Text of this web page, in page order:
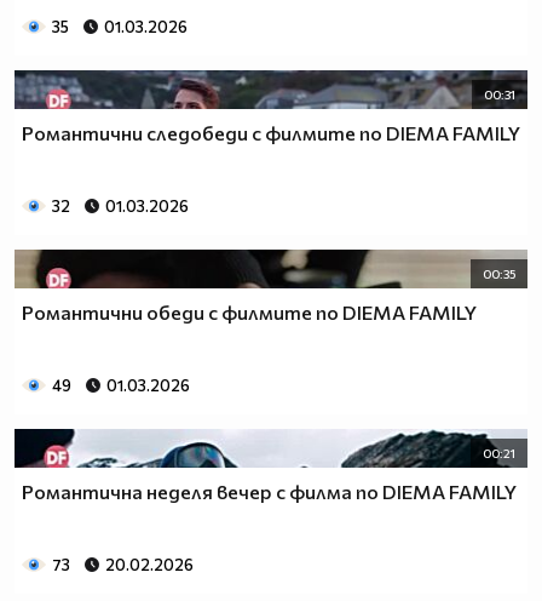
35 01.03.2026
00:31
Романтични следобеди с филмите по DIEMA FAMILY
32 01.03.2026
00:35
Романтични обеди с филмите по DIEMA FAMILY
49 01.03.2026
00:21
Романтична неделя вечер с филма по DIEMA FAMILY
73 20.02.2026